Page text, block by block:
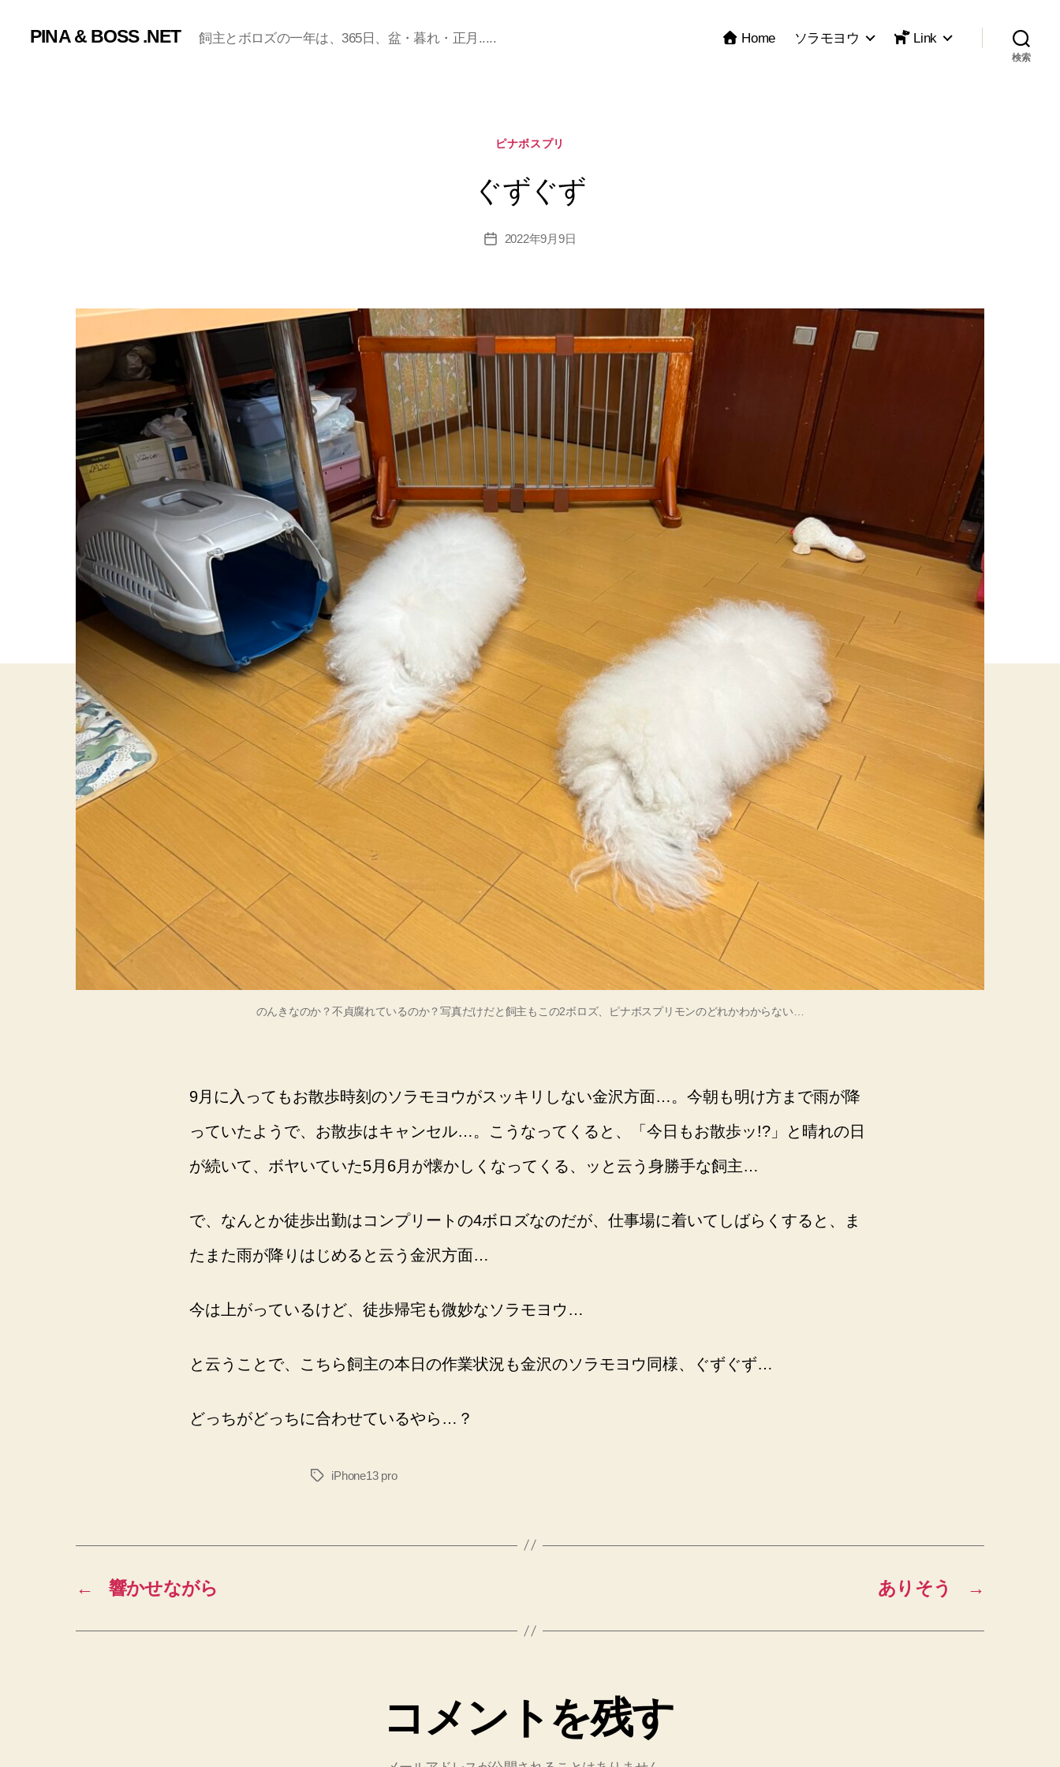
PINA & BOSS .NET 飼主とボロズの一年は、365日、盆・暮れ・正月..... Home ソラモヨウ Link
検索
カ
テ
リ
ー
ピナボスプリ
ぐずぐず
投
2022年9月9日
のんきなのか？不貞腐れているのか？写真だけだと飼主もこの2ボロズ、ピナボスプリモンのどれかわからない…
9月に入ってもお散歩時刻のソラモヨウがスッキリしない金沢方面…。今朝も明け方まで雨が降
っていたようで、お散歩はキャンセル…。こうなってくると、「今日もお散歩ッ!?」と晴れの日
が続いて、ボヤいていた5月6月が懐かしくなってくる、ッと云う身勝手な飼主…
で、なんとか徒歩出勤はコンプリートの4ボロズなのだが、仕事場に着いてしばらくすると、ま
たまた雨が降りはじめると云う金沢方面…
今は上がっているけど、徒歩帰宅も微妙なソラモヨウ…
と云うことで、こちら飼主の本日の作業状況も金沢のソラモヨウ同様、ぐずぐず…
どっちがどっちに合わせているやら…？
タ
iPhone13 pro
← 響かせながら →
ありそう
コメントを残す